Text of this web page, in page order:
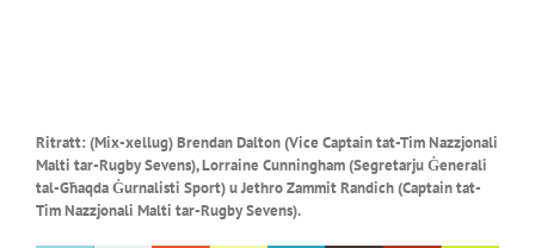
Ritratt: (Mix-xellug) Brendan Dalton (Vice Captain tat-Tim Nazzjonali
Malti tar-Rugby Sevens), Lorraine Cunningham (Segretarju Ġenerali
tal-Għaqda Ġurnalisti Sport) u Jethro Zammit Randich (Captain tat-
Tim Nazzjonali Malti tar-Rugby Sevens).